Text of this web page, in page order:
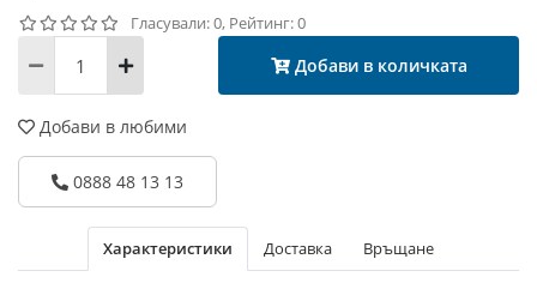
Гласували: 0, Рейтинг: 0
Добави в количката
Добави в любими
0888 48 13 13
Характеристики Доставка Връщане